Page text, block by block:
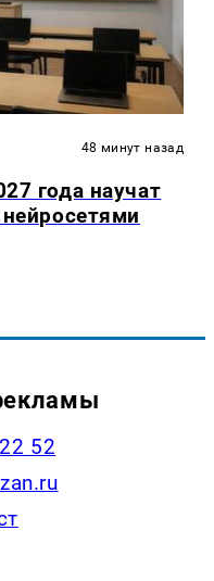
48 минут назад
года научат
52